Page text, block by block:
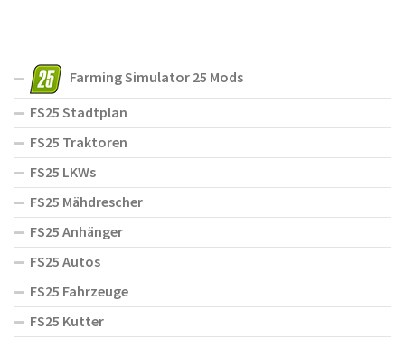
Farming Simulator 25 Mods
FS25 Stadtplan
FS25 Traktoren
FS25 LKWs
FS25 Mähdrescher
FS25 Anhänger
FS25 Autos
FS25 Fahrzeuge
FS25 Kutter